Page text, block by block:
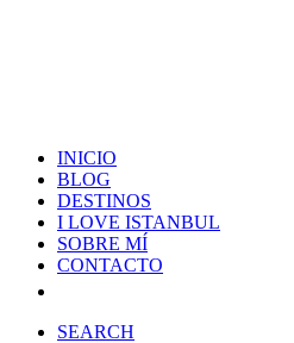
INICIO
BLOG
DESTINOS
I LOVE ISTANBUL
SOBRE MÍ
CONTACTO
SEARCH